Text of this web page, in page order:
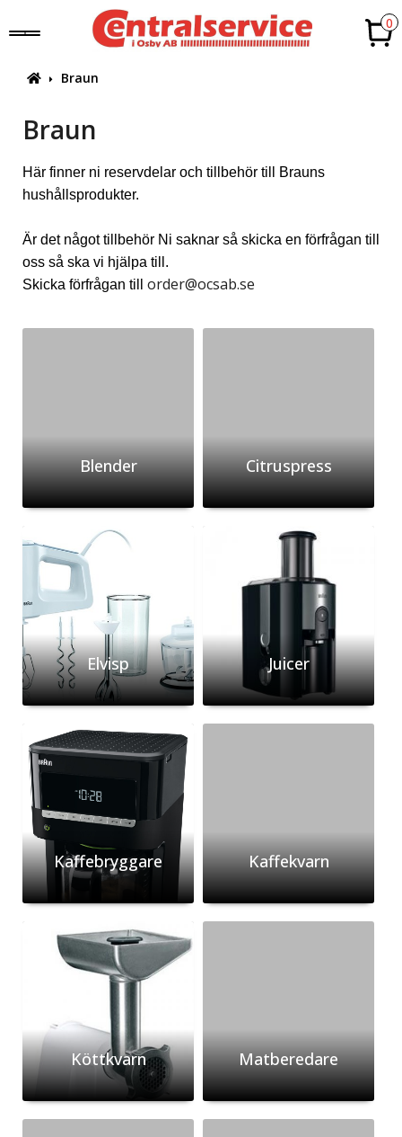
0
Braun
Braun
Här finner ni reservdelar och tillbehör till Brauns
hushållsprodukter.
Är det något tillbehör Ni saknar så skicka en förfrågan till
oss så ska vi hjälpa till.
Skicka förfrågan till order@ocsab.se
Blender Citruspress
Elvisp Juicer
Kaffebryggare Kaffekvarn
Köttkvarn Matberedare